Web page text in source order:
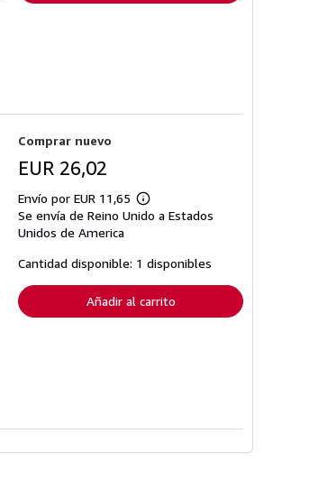
Comprar nuevo
EUR 26,02
Envío por EUR 11,65
Más
información
tarifas
de
envío
Se envía de Reino Unido a Estados
Unidos de America
Cantidad disponible: 1 disponibles
Añadir al carrito